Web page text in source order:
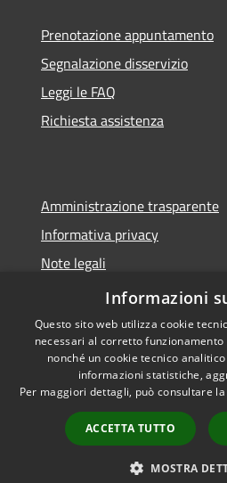
Prenotazione appuntamento
Segnalazione disservizio
Leggi le FAQ
Richiesta assistenza
Amministrazione trasparente
Informativa privacy
Note legali
Dichiarazione di accessibilità
Accessibilità
Informazioni
Questo sito web utilizza cookie
necessari al corretto
nonché un cookie tecnico
informazioni statistiche,
Per maggiori dettagli, può consultare
ACCETTA TUTTO
MOSTRA